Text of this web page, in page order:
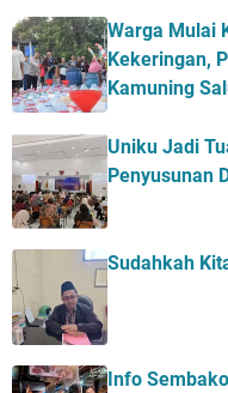
Warga Mulai
Kekeringan,
Kamuning
Uniku Jadi
Penyusunan
Sudahkah
Info